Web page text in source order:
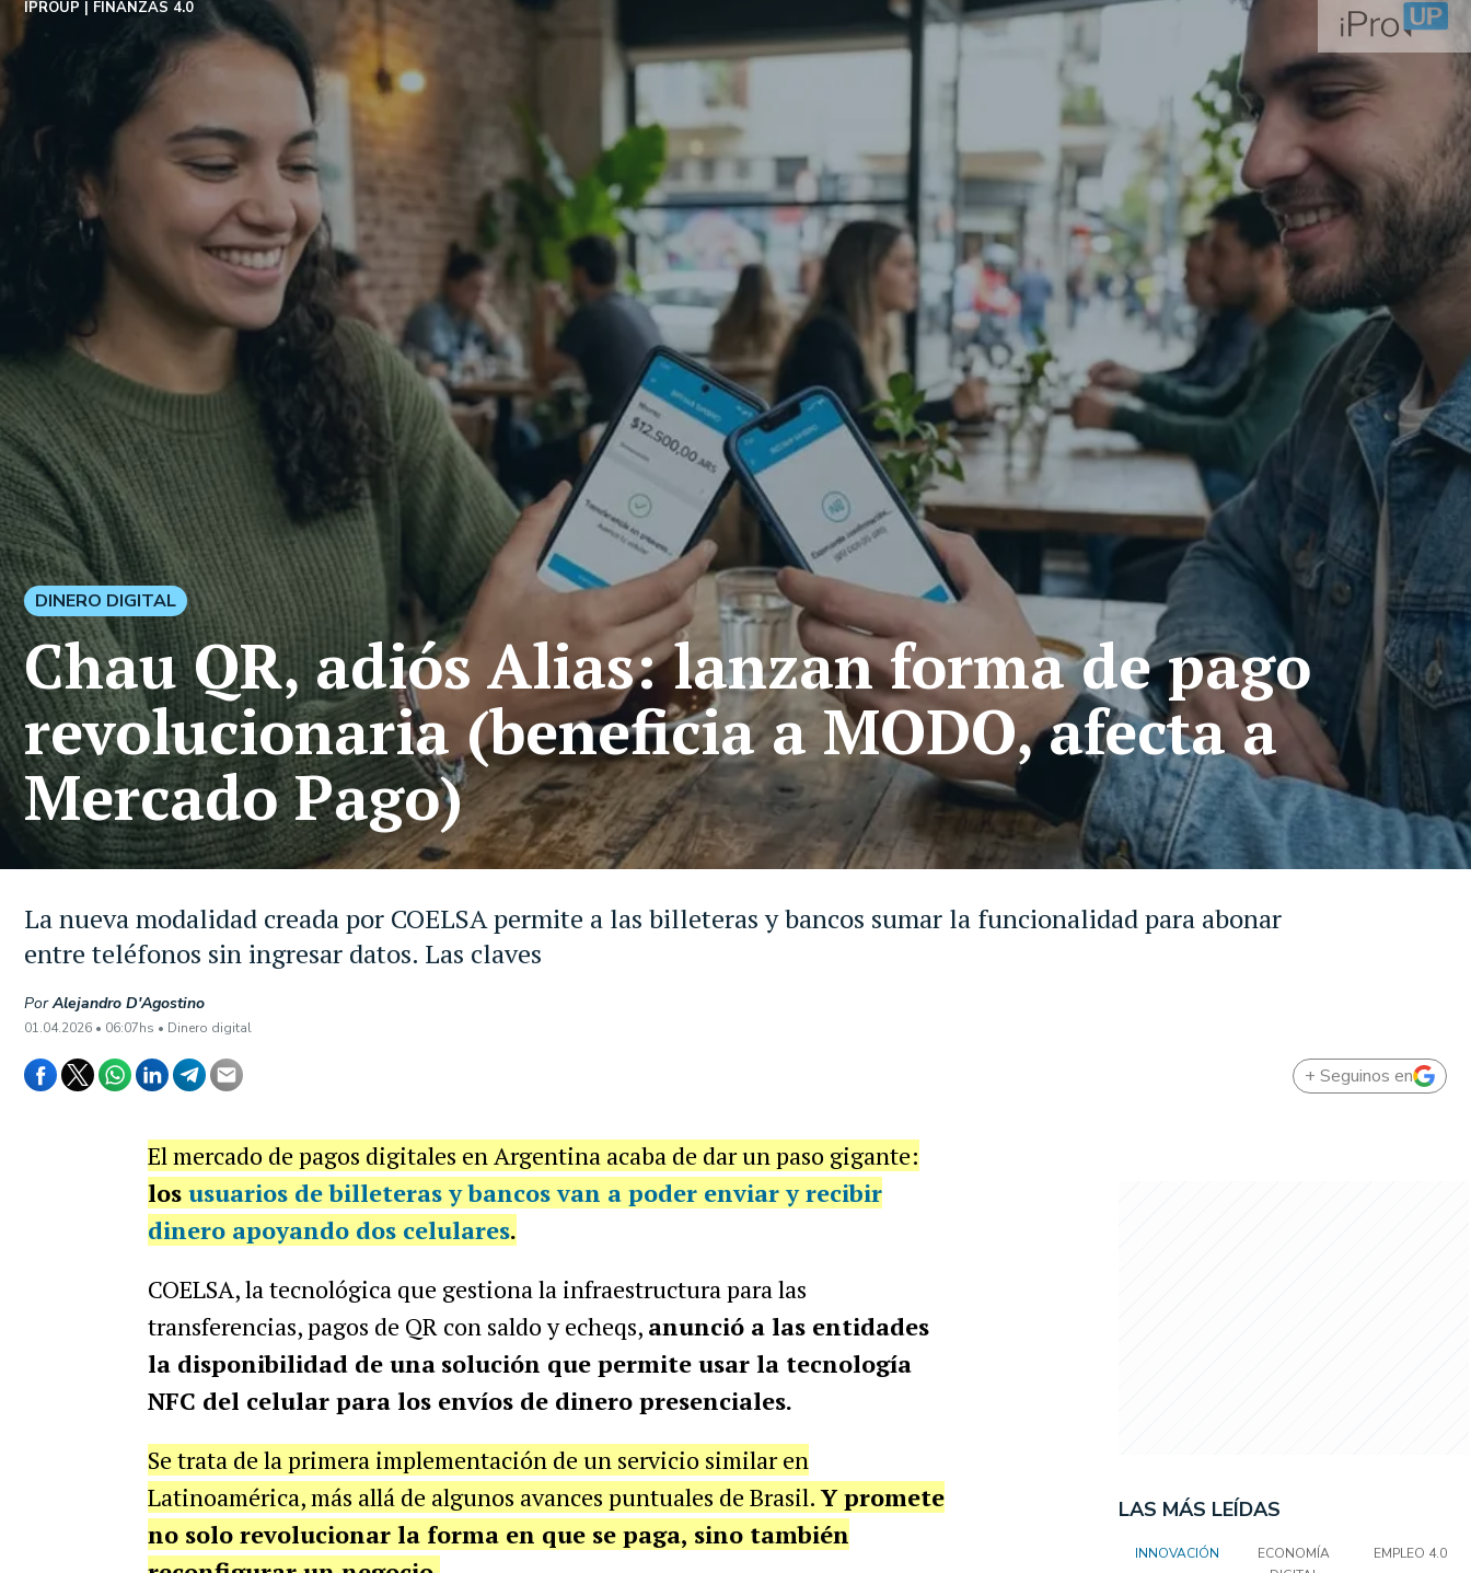
La nueva modalidad creada por COELSA permite a las billeteras y bancos sumar la funcionalidad para abonar
entre teléfonos sin ingresar datos. Las claves
IPROUP FINANZAS 4.0
PorAlejandro D'Agostino
01.04.2026 • 06:07hs • Dinero digital
DINERO DIGITAL
Chau QR, adiós Alias: lanzan forma de pago
revolucionaria (beneficia a MODO, afecta a
Mercado Pago)
+ Seguinos en
El mercado de pagos digitales en Argentina acaba de dar un paso gigante:
los usuarios de billeteras y bancos van a poder enviar y recibir
dinero apoyando dos celulares.
COELSA, la tecnológica que gestiona la infraestructura para las
transferencias, pagos de QR con saldo y echeqs, anunció a las entidades
la disponibilidad de una solución que permite usar la tecnología
NFC del celular para los envíos de dinero presenciales.
Se trata de la primera implementación de un servicio similar en
Latinoamérica, más allá de algunos avances puntuales de Brasil.Y promete
no solo revolucionar la forma en que se paga, sino también
LAS MÁS LEÍDAS
INNOVACIÓN
ECONOMÍA
EMPLEO 4.0